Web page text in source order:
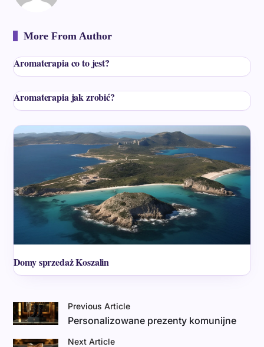
More From Author
Aromaterapia co to jest?
Aromaterapia jak zrobić?
Domy sprzedaż Koszalin
Previous Article
Personalizowane prezenty komunijne
Next Article